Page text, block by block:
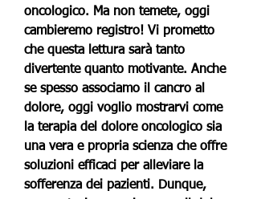
oncologico. Ma non temete, oggi
cambieremo registro! Vi prometto
che questa lettura sarà tanto
divertente quanto motivante. Anche
se spesso associamo il cancro al
dolore, oggi voglio mostrarvi come
la terapia del dolore oncologico sia
una vera e propria scienza che offre
soluzioni efficaci per alleviare la
sofferenza dei pazienti. Dunque,